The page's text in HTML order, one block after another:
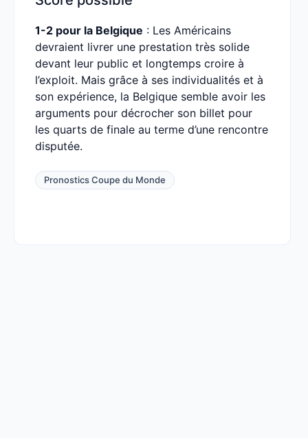
1-2 pour la Belgique : Les Américains
devraient livrer une prestation très solide
devant leur public et longtemps croire à
l’exploit. Mais grâce à ses individualités et à
son expérience, la Belgique semble avoir les
arguments pour décrocher son billet pour
les quarts de finale au terme d’une rencontre
disputée.
Pronostics Coupe du Monde